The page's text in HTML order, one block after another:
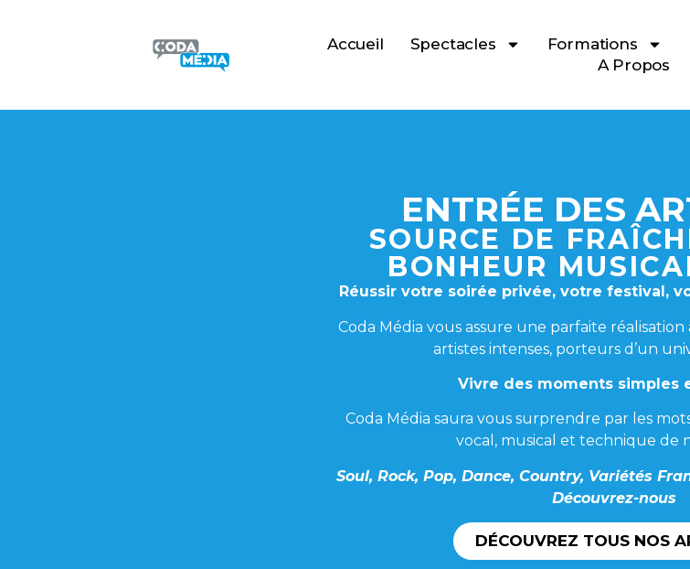
Accueil Spectacles Formations
A Propos
ENTRÉE DES
SOURCE DE
BONHEUR
Réussir votre soirée privée, votre festival,
Coda Média vous assure une parfaite
artistes intenses, porteurs d’un
Vivre des moments simples
Coda Média saura vous surprendre par les
vocal, musical et technique de
Soul, Rock, Pop, Dance, Country, Variétés
Découvrez-nous
DÉCOUVREZ TOUS NOS